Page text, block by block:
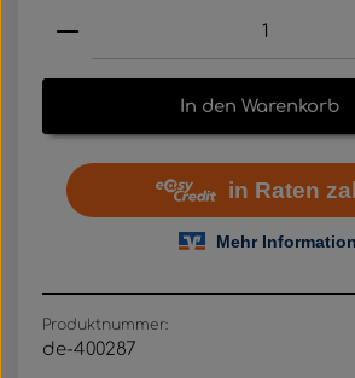
Produkt Anzahl: Gib den
In den Warenkorb
Produktnummer:
de-400287